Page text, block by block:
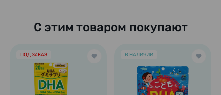
С этим товаром покупают
ПОД ЗАКАЗ В НАЛИЧИИ